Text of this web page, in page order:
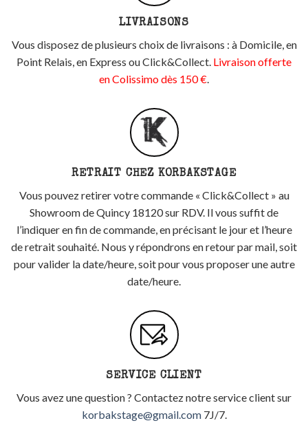
LIVRAISONS
Vous disposez de plusieurs choix de livraisons : à Domicile, en
Point Relais, en Express ou Click&Collect. Livraison offerte
en Colissimo dès 150 €.
RETRAIT CHEZ KORBAKSTAGE
Vous pouvez retirer votre commande « Click&Collect » au
Showroom de Quincy 18120 sur RDV. Il vous suffit de
l’indiquer en fin de commande, en précisant le jour et l’heure
de retrait souhaité. Nous y répondrons en retour par mail, soit
pour valider la date/heure, soit pour vous proposer une autre
date/heure.
SERVICE CLIENT
Vous avez une question ? Contactez notre service client sur
korbakstage@gmail.com7J/7.